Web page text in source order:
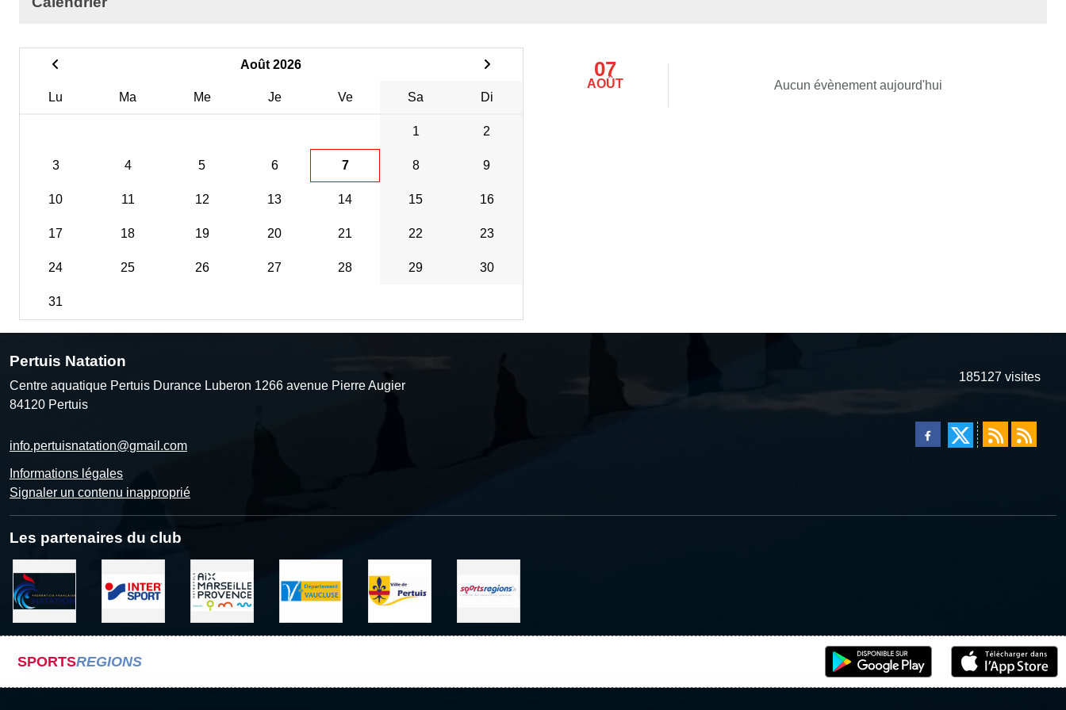
Août 2026
Lu Ma Me Je Ve Sa Di
1 2
3 4 5 6 7 8 9
10 11 12 13 14 15 16
17 18 19 20 21 22 23
24 25 26 27 28 29 30
31
07
AOÛT Aucun évènement aujourd'hui
Pertuis Natation
Centre aquatique Pertuis Durance Luberon 1266 avenue Pierre Augier
84120 Pertuis
info.pertuisnatation@gmail.com
Informations légales
Signaler un contenu inapproprié
185127 visites
Les partenaires du club
SPORTSREGIONS